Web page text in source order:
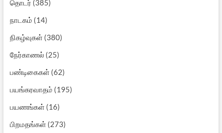
தொடர் (385)
நாடகம் (14)
நிகழ்வுகள்(380)
நேர்காணல்(25)
பண்டிகைகள்(62)
பயங்கரவாதம் (195)
பயணங்கள்(16)
பிறமதங்கள்(273)